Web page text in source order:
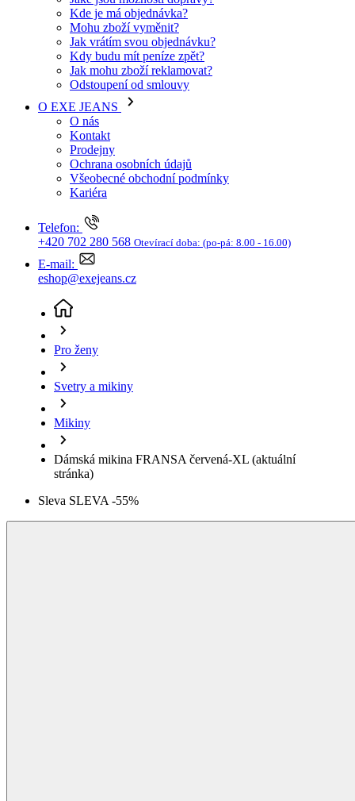
O EXE JEANS
O nás
Kontakt
Prodejny
Ochrana osobních údajů
Všeobecné obchodní podmínky
Kariéra
Telefon:
+420 702 280 568
E-mail:
eshop@exejeans.cz
Pro ženy
Mikiny
Dámská mikina FRANSA červená-XL
stránka)
Sleva SLEVA -55%